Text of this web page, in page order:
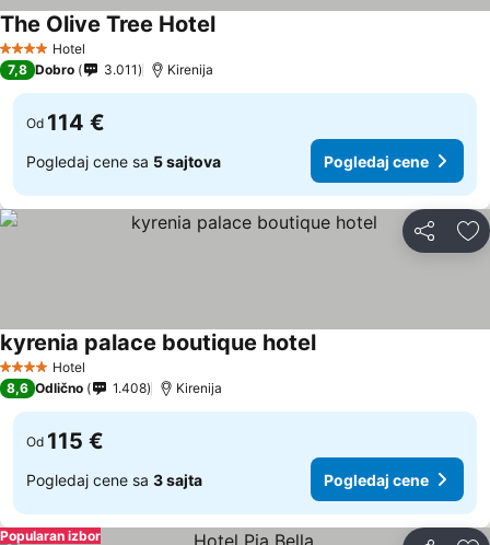
4 ZvezdiceHotel
The Olive Tree HotelPogledaj cene
7,8 Dobro 3.011 Kirenija
Od 114 €
Pogledaj cene sa 5 sajtova Pogledaj cene
Deli
4 ZvezdiceHotel
kyrenia palace boutique hotelPogledaj cene
8,6 Odlično 1.408 Kirenija
Od 115 €
Pogledaj cene sa 3 sajta Pogledaj cene
Popularan izbor